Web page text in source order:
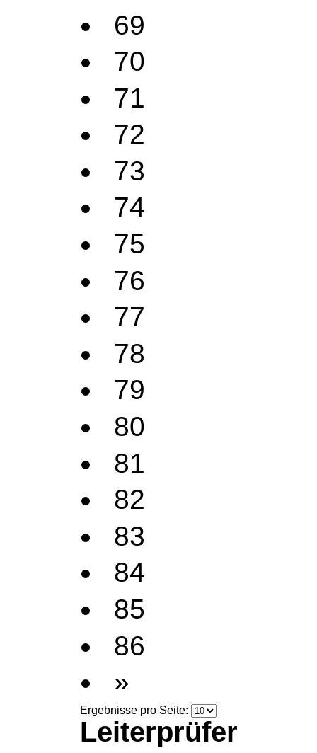
69
70
71
72
73
74
75
76
77
78
79
80
81
82
83
84
85
86
»
Ergebnisse pro Seite:
Leiterprüfer